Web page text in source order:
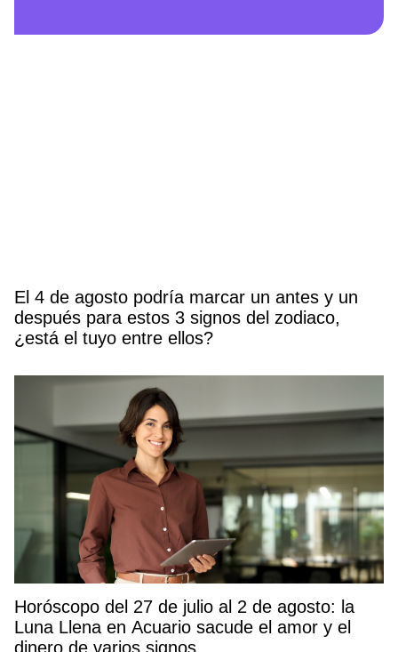
El 4 de agosto podría marcar un antes y un
después para estos 3 signos del zodiaco,
¿está el tuyo entre ellos?
Horóscopo del 27 de julio al 2 de agosto: la
Luna Llena en Acuario sacude el amor y el
dinero de varios signos